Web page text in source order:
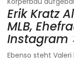
Erik Kratz
MLB,
Instagram
Ebenso steht Valeri